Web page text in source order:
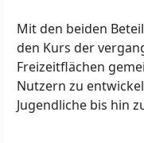
Mit den beiden
den Kurs der
Freizeitflächen
Nutzern zu
Jugendliche bis hin